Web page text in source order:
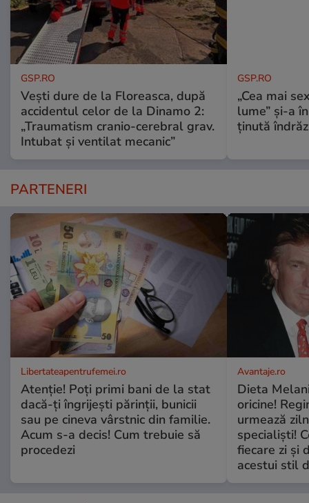
GSP.RO
Vești dure de la Floreasca, după
accidentul celor de la Dinamo 2:
„Traumatism cranio-cerebral grav.
Intubat și ventilat mecanic”
GSP.RO
„Cea mai
lume” și-a
ținută
PARTENERI
Libertateapentrufemei.ro
Atenție! Poți primi bani de la stat
dacă-ți îngrijești părinții, bunicii
sau pe cineva vârstnic din familie.
Acum s-a decis! Cum trebuie să
procedezi
Avantaje.ro
Dieta
oricine!
urmează
specialiști!
fiecare zi și
acestui stil